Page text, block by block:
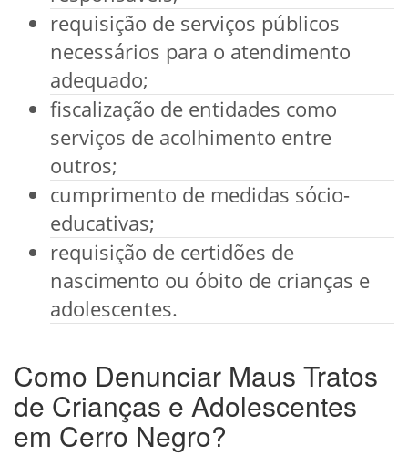
requisição de serviços públicos
necessários para o atendimento
adequado;
fiscalização de entidades como
serviços de acolhimento entre
outros;
cumprimento de medidas sócio-
educativas;
requisição de certidões de
nascimento ou óbito de crianças e
adolescentes.
Como Denunciar Maus Tratos
de Crianças e Adolescentes
em Cerro Negro?